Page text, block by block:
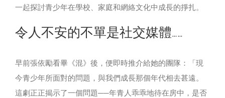
一起探討青少年在學校、家庭和網絡文化中成長的掙扎。
令人不安的不單是社交媒體……
早前張依勵看畢《混》後，便即時推介給她的團隊：「現
今青少年所面對的問題，與我們成長那個年代相去甚遠。
這劇正正揭示了一個問題──年青人乖乖地待在房中，是否